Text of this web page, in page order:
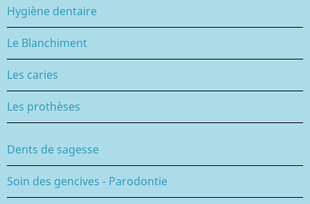
Hygiène dentaire
Le Blanchiment
Les caries
Les prothèses
Dents de sagesse
Soin des gencives - Parodontie